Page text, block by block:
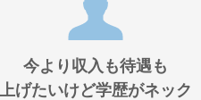
今より収入も待遇も
上げたいけど学歴がネック